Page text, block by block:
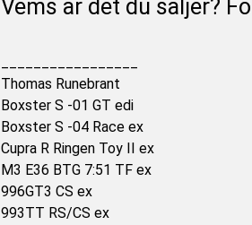
Vems är det du säljer?
Thomas Runebrant
Boxster S -01 GT edi
Boxster S -04 Race ex
Cupra R Ringen Toy II ex
M3 E36 BTG 7:51 TF ex
996GT3 CS ex
993TT RS/CS ex